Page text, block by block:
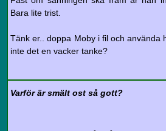
Bara lite trist.
Tänk er.. doppa Moby i fil och använda
inte det en vacker tanke?
Varför är smält ost så gott?